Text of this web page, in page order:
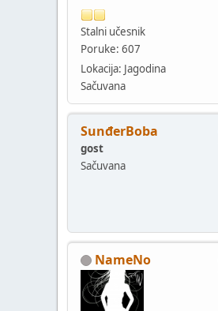
Stalni učesnik
Poruke: 607
Lokacija: Jagodina
Sačuvana
SunđerBoba
gost
Sačuvana
NameNo